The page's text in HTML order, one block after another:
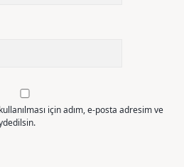
için adım, e-posta adresim ve